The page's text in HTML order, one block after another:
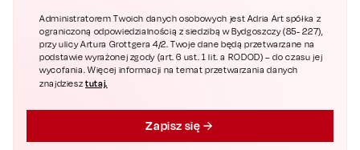
Administratorem Twoich danych osobowych jest Adria Art spółka z
ograniczoną odpowiedzialnością z siedzibą w Bydgoszczy (85- 227),
przy ulicy Artura Grottgera 4/2. Twoje dane będą przetwarzane na
podstawie wyrażonej zgody (art. 6 ust. 1 lit. a RODOD) – do czasu jej
wycofania. Więcej informacji na temat przetwarzania danych
znajdziesztutaj.
Zapisz się